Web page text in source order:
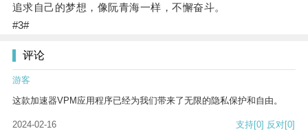
追求自己的梦想，像阮青海一样，不懈奋斗。
#3#
评论
游客
这款加速器VPM应用程序已经为我们带来了无限的隐私保护和自由。
2024-02-16 支持[0] 反对[0]